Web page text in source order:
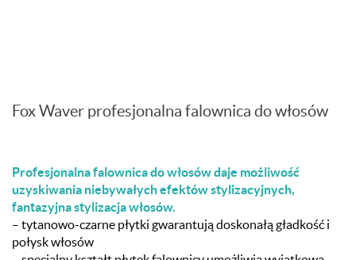
Fox Waver profesjonalna falownica do włosów
Profesjonalna falownica do włosów daje możliwość
uzyskiwania niebywałych efektów stylizacyjnych,
fantazyjna stylizacja włosów.
– tytanowo-czarne płytki gwarantują doskonałą gładkość i
połysk włosów